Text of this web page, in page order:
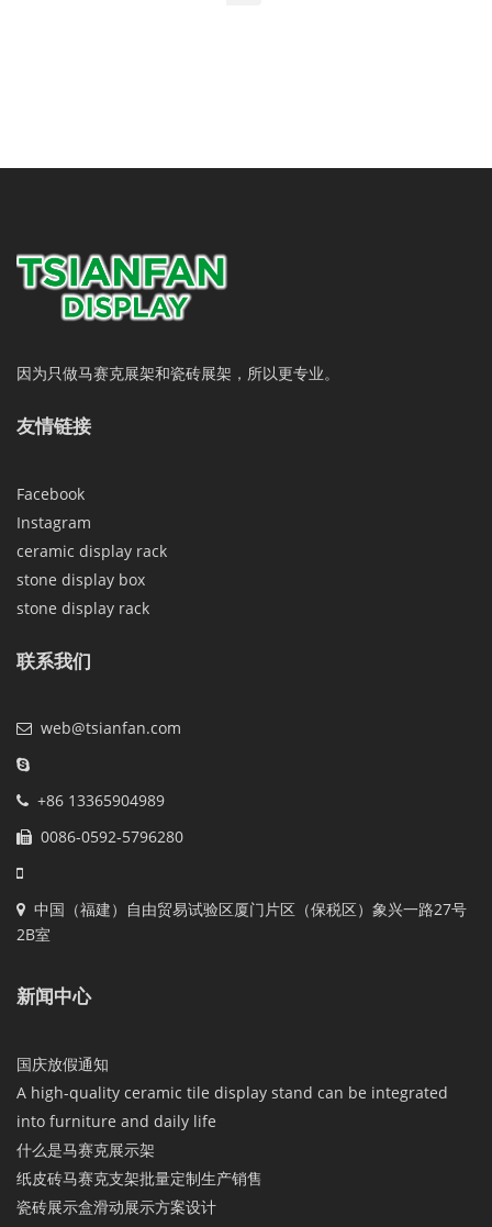
因为只做马赛克展架和瓷砖展架，所以更专业。
友情链接
Facebook
Instagram
ceramic display rack
stone display box
stone display rack
联系我们
web@tsianfan.com
+86 13365904989
0086-0592-5796280
中国（福建）自由贸易试验区厦门片区（保税区）象兴一路27号
2B室
新闻中心
国庆放假通知
A high-quality ceramic tile display stand can be integrated
into furniture and daily life
什么是马赛克展示架
纸皮砖马赛克支架批量定制生产销售
瓷砖展示盒滑动展示方案设计